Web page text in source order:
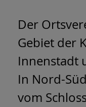
Der
Gebiet der
Innenstadt
In Nord-
vom